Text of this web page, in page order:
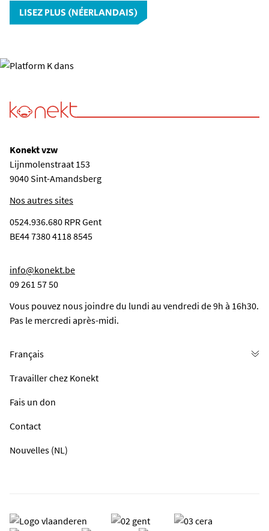
LISEZ PLUS (NÉERLANDAIS)
Konekt vzw
Lijnmolenstraat 153
9040 Sint-Amandsberg
Nos autres sites
0524.936.680 RPR Gent
BE44 7380 4118 8545
info@konekt.be
09 261 57 50
Vous pouvez nous joindre du lundi au vendredi de 9h à 16h30.
Pas le mercredi après-midi.
Travailler chez Konekt
Fais un don
Contact
Nouvelles (NL)